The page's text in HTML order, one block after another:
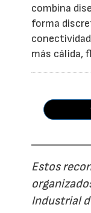
combina
forma
más cálida,
Estos
Industrial